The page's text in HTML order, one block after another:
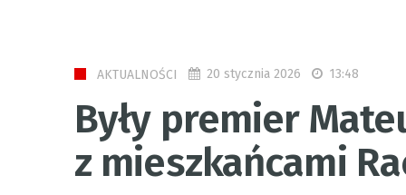
AKTUALNOŚCI 20 stycznia 2026 13:48
Były premier
z mieszkańcami